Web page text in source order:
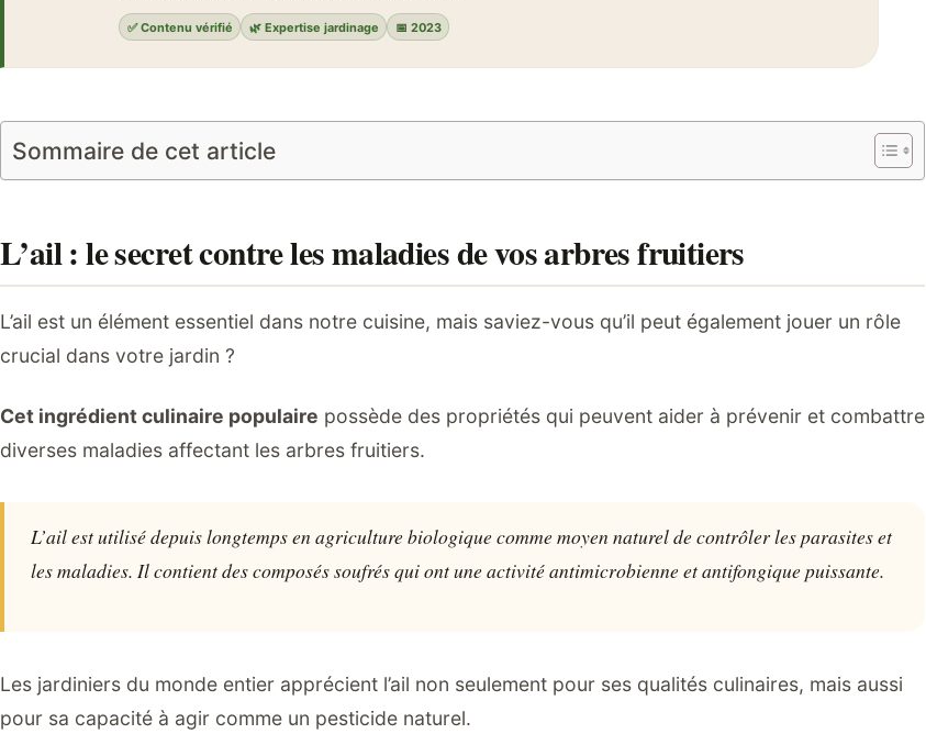
✅ Contenu vérifié 🌿 Expertise jardinage 📅 2023
Sommaire de cet article
L’ail : le secret contre les maladies de vos arbres fruitiers
L’ail est un élément essentiel dans notre cuisine, mais saviez-vous qu’il peut également jouer un rôle
crucial dans votre jardin ?
Cet ingrédient culinaire populaire possède des propriétés qui peuvent aider à prévenir et combattre
diverses maladies affectant les arbres fruitiers.
L’ail est utilisé depuis longtemps en agriculture biologique comme moyen naturel de contrôler les parasites et
les maladies. Il contient des composés soufrés qui ont une activité antimicrobienne et antifongique puissante.
Les jardiniers du monde entier apprécient l’ail non seulement pour ses qualités culinaires, mais aussi
pour sa capacité à agir comme un pesticide naturel.